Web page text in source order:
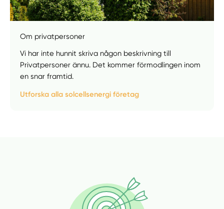
Välj tillvägagångssätt
Om privatpersoner
Vi har inte hunnit skriva någon beskrivning till
Privatpersoner ännu. Det kommer förmodlingen inom
en snar framtid.
Utforska alla solcellsenergi företag